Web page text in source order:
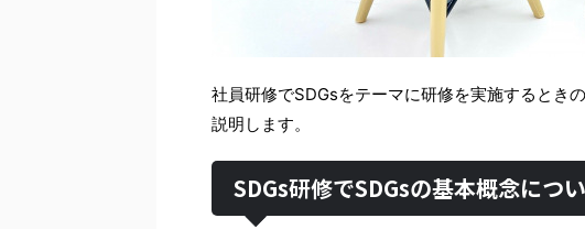
社員研修でSDGsをテーマに研修を実施するとき
説明します。
SDGs研修でSDGsの基本概念につ